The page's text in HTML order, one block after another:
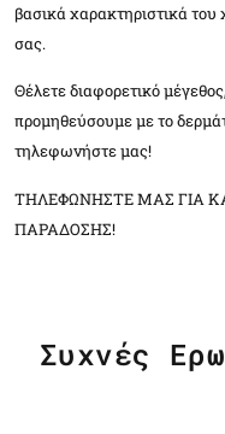
βασικά χαρακτηριστικά
σας.
Θέλετε διαφορετικό
προμηθεύσουμε με το
τηλεφωνήστε μας!
ΤΗΛΕΦΩΝΗΣΤΕ ΜΑΣ ΓΙΑ
ΠΑΡΑΔΟΣΗΣ!
Συχνές